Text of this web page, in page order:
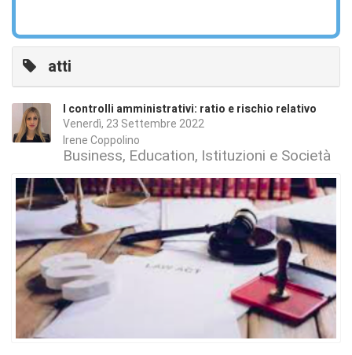
atti
I controlli amministrativi: ratio e rischio relativo
Venerdì, 23 Settembre 2022
Irene Coppolino
Business Education Istituzioni e Società